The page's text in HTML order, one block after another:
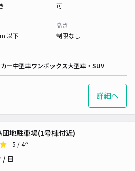
可
以下
高さ
制限なし
ー中型車ワンボックス大型車・SUV
詳細へ
地駐車場(1号棟付近)
5 / 4件
/ 日